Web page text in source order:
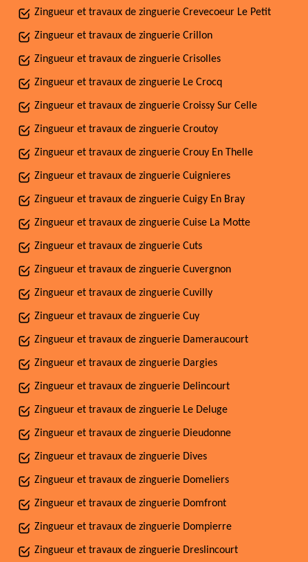
Zingueur et travaux de zinguerie Crevecoeur Le Petit
Zingueur et travaux de zinguerie Crillon
Zingueur et travaux de zinguerie Crisolles
Zingueur et travaux de zinguerie Le Crocq
Zingueur et travaux de zinguerie Croissy Sur Celle
Zingueur et travaux de zinguerie Croutoy
Zingueur et travaux de zinguerie Crouy En Thelle
Zingueur et travaux de zinguerie Cuignieres
Zingueur et travaux de zinguerie Cuigy En Bray
Zingueur et travaux de zinguerie Cuise La Motte
Zingueur et travaux de zinguerie Cuts
Zingueur et travaux de zinguerie Cuvergnon
Zingueur et travaux de zinguerie Cuvilly
Zingueur et travaux de zinguerie Cuy
Zingueur et travaux de zinguerie Dameraucourt
Zingueur et travaux de zinguerie Dargies
Zingueur et travaux de zinguerie Delincourt
Zingueur et travaux de zinguerie Le Deluge
Zingueur et travaux de zinguerie Dieudonne
Zingueur et travaux de zinguerie Dives
Zingueur et travaux de zinguerie Domeliers
Zingueur et travaux de zinguerie Domfront
Zingueur et travaux de zinguerie Dompierre
Zingueur et travaux de zinguerie Dreslincourt